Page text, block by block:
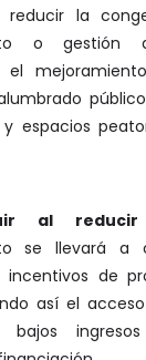
reducir la
o gestión
el
espacios
al
se llevará a
incentivos de
así el
bajos